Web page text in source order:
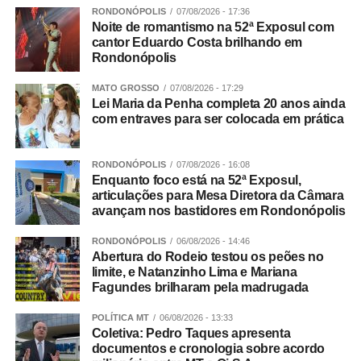
apresentados.
“Ser firme não significa ser agressivo. Uma atitude
simples e muito eficaz é abaixar-se para ficar na altura da
criança, estabelecer contato visual e falar com uma voz
calma, mas segura. Depois, é importante procurar
compreender o que aconteceu e ajudar a criança a
reconhecer e nomear aquilo que está sentindo”, sugere
Andreia.
Segundo ela, acolher emoções como tristeza, medo,
frustração e raiva, sem abrir mão de regras claras e
consistentes, ajuda a criança a desenvolver recursos
para lidar com esses sentimentos de maneira saudável.
E quando o adulto perde a paciência?
Andreia lembra que nenhum cuidador é perfeito e que
perder a paciência eventualmente faz parte da
RONDONÓPOLIS 07/08/2026 - 17:36
Noite de romantismo na 52ª Exposul com
cantor Eduardo Costa brilhando em
Rondonópolis
MATO GROSSO 07/08/2026 - 17:29
Lei Maria da Penha completa 20 anos ainda
com entraves para ser colocada em prática
RONDONÓPOLIS 07/08/2026 - 16:08
Enquanto foco está na 52ª Exposul,
articulações para Mesa Diretora da Câmara
avançam nos bastidores em Rondonópolis
RONDONÓPOLIS 06/08/2026 - 14:46
Abertura do Rodeio testou os peões no
limite, e Natanzinho Lima e Mariana
Fagundes brilharam pela madrugada
POLÍTICA MT 06/08/2026 - 13:33
Coletiva: Pedro Taques apresenta
documentos e cronologia sobre acordo